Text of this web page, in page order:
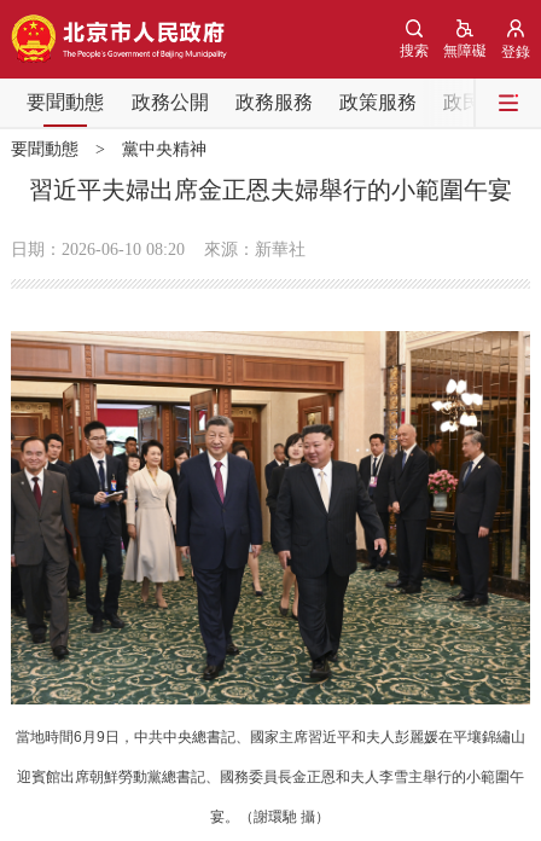
登錄
無障礙
搜索
要聞動態 政務公開 政務服務 政策服務 政民互動
要聞動態
黨中央精神
政務公開
市領導 機構職能 政策服務
政策兌現 政策解讀 回應關切
決策公開 專題公開
政務服務
個人服務 法人服務 部門服務
便民服務 利企服務 投資項目
要聞動態> 黨中央精神
習近平夫婦出席金正恩夫婦舉行的小範圍午宴
日期：2026-06-10 08:20 來源：新華社
當地時間6月9日，中共中央總書記、國家主席習近平和夫人彭麗媛在平壤錦繡山
迎賓館出席朝鮮勞動黨總書記、國務委員長金正恩和夫人李雪主舉行的小範圍午
宴。（謝環馳 攝）